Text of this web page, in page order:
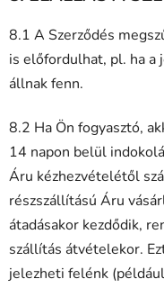
8.1 A Szerződés
is előfordulhat, pl. ha
állnak fenn.
8.2 Ha Ön fogyasztó,
14 napon belül
Áru kézhezvételétől
részszállítású Áru
átadásakor kezdődik,
szállítás átvételekor.
jelezheti felénk